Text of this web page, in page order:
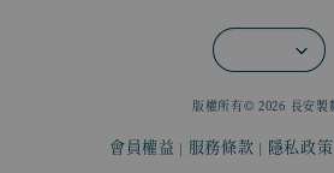
版權所有© 2026 長安製
會員權益 | 服務條款 | 隱私政策